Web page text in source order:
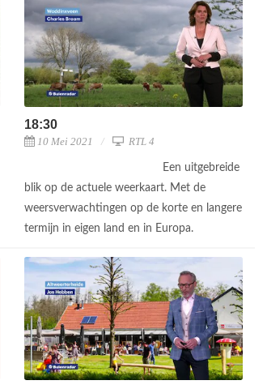
18:30
10 Mei 2021 RTL 4
Een uitgebreide
blik op de actuele weerkaart. Met de
weersverwachtingen op de korte en langere
termijn in eigen land en in Europa.